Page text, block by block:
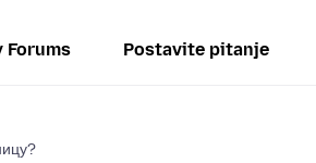
Forums Postavite pitanje